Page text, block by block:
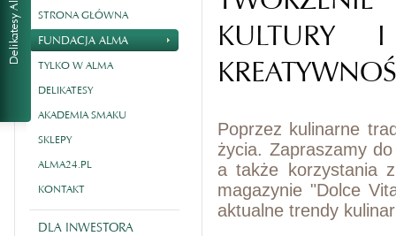
STRONA GŁÓWNA
FUNDACJA ALMA
TYLKO W ALMA
DELIKATESY
AKADEMIA SMAKU
SKLEPY
ALMA24.PL
KONTAKT
DLA INWESTORA
KULTURY I
Poprzez kulinarne
życia. Zapraszamy
a także korzystania
magazynie "Dolce
aktualne trendy